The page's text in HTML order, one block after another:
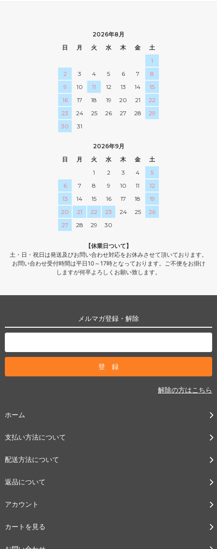
2026年8月
日
月 火 水 木 金
土
1
2
3 4 5 6 7
8
9
10 11 12 13 14
15
16
17 18 19 20 21
22
23
24 25 26 27 28
29
30
31
2026年9月
日
月 火 水 木 金
土
1
2 3 4
5
6
7 8 9 10 11
12
13
14 15 16 17 18
19
20
21 22 23 24 25
26
27
28 29 30
【休業日ついて】
土・日・祝日は発送及びお問い合わせ対応をお休みさせて頂いております。
お問い合わせ受付時間は平日10～17時となっております。ご不便をお掛け
しますが何卒よろしくお願い致します。
メルマガ登録・解除
解除の方はこちら
ホーム
支払い方法について
配送方法について
返品について
アカウント
カートを見る